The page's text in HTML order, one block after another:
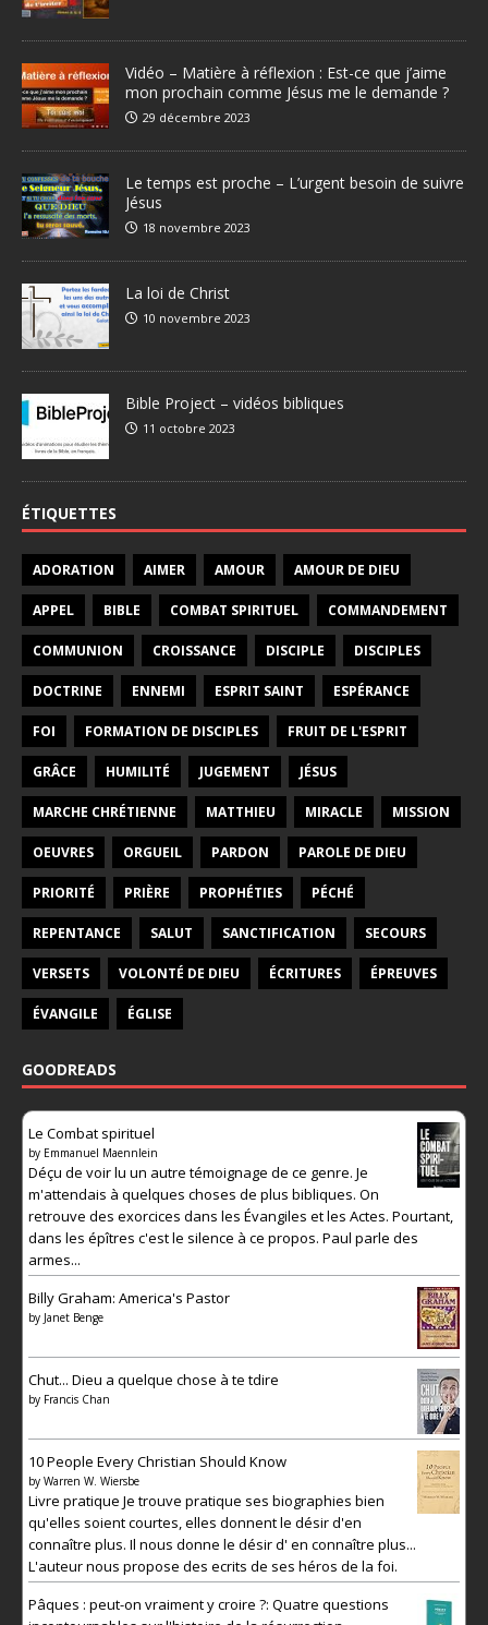
Vidéo – Matière à réflexion : Est-ce que j’aime
mon prochain comme Jésus me le demande ?
29 décembre 2023
Le temps est proche – L’urgent besoin de suivre
Jésus
18 novembre 2023
La loi de Christ
10 novembre 2023
Bible Project – vidéos bibliques
11 octobre 2023
ÉTIQUETTES
ADORATION AIMER AMOUR AMOUR DE DIEU
APPEL BIBLE COMBAT SPIRITUEL COMMANDEMENT
COMMUNION CROISSANCE DISCIPLE DISCIPLES
DOCTRINE ENNEMI ESPRIT SAINT ESPÉRANCE
FOI FORMATION DE DISCIPLES FRUIT DE L'ESPRIT
GRÂCE HUMILITÉ JUGEMENT JÉSUS
MARCHE CHRÉTIENNE MATTHIEU MIRACLE MISSION
OEUVRES ORGUEIL PARDON PAROLE DE DIEU
PRIORITÉ PRIÈRE PROPHÉTIES PÉCHÉ
REPENTANCE SALUT SANCTIFICATION SECOURS
VERSETS VOLONTÉ DE DIEU ÉCRITURES ÉPREUVES
ÉVANGILE ÉGLISE
GOODREADS
Le Combat spirituel
by Emmanuel Maennlein
Déçu de voir lu un autre témoignage de ce genre. Je
m'attendais à quelques choses de plus bibliques. On
retrouve des exorcices dans les Évangiles et les Actes. Pourtant,
dans les épîtres c'est le silence à ce propos. Paul parle des
armes...
Billy Graham: America's Pastor
by Janet Benge
Chut... Dieu a quelque chose à te tdire
by Francis Chan
10 People Every Christian Should Know
by Warren W. Wiersbe
Livre pratique Je trouve pratique ses biographies bien
qu'elles soient courtes, elles donnent le désir d'en
connaître plus. Il nous donne le désir d' en connaître plus...
L'auteur nous propose des ecrits de ses héros de la foi.
Pâques : peut-on vraiment y croire ?: Quatre questions